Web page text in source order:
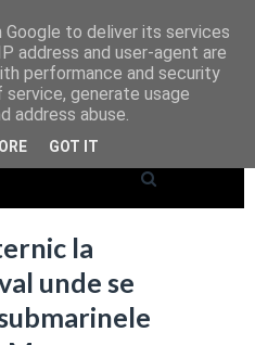
la
unde se
to deliver its services
address and user-agent are
performance and security
generate usage
address abuse.
GOT IT